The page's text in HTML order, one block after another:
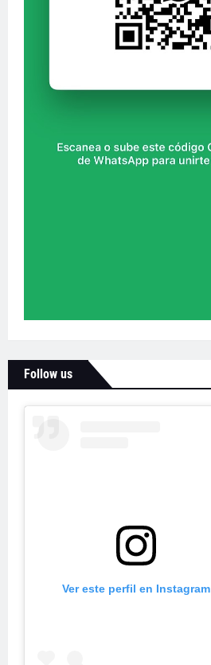
Follow us
Ver este perfil en Instagram